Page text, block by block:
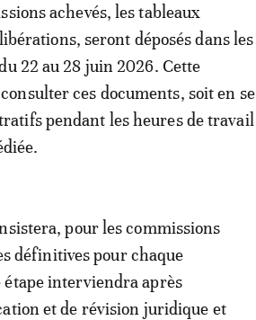
achevés, les tableaux
seront déposés dans les
22 au 28 juin 2026. Cette
ces documents, soit en se
pendant les heures de travail
pour les commissions
définitives pour chaque
interviendra après
et de révision juridique et